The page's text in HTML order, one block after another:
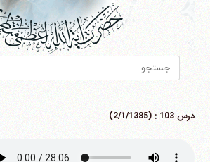
درس 103 : (2/1/1385)
فکس37740015-25-98+